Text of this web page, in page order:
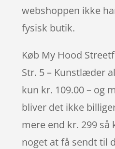
webshoppen ikke
fysisk butik.
Køb My Hood
Str. 5 – Kunstlæder
kun kr. 109.00 – og
bliver det ikke
mere end kr. 299 så
noget at få sendt til